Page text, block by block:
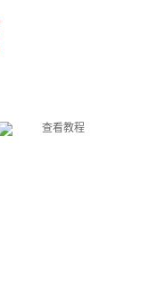
查看教程